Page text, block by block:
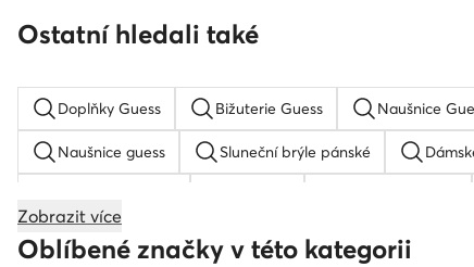
Ostatní hledali také
Doplňky Guess Bižuterie Guess Naušnice
Naušnice guess Sluneční brýle pánské
Dětská kšiltovka Hodinky Nautica Zlaté
Zobrazit více
Oblíbené značky v této kategorii